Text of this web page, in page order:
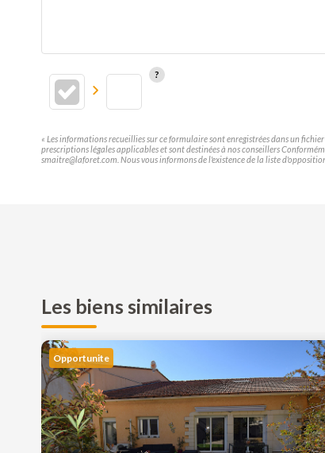
« Les informations recueillies sur ce formulaire sont enregistrées dans un
prescriptions légales applicables et sont destinées à nos conseillers
smaitre@laforet.com. Nous vous informons de l'existence de la liste
Les biens similaires
Opportunite